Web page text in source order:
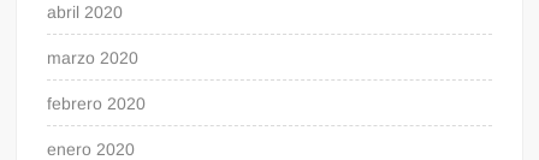
abril 2020
marzo 2020
febrero 2020
enero 2020